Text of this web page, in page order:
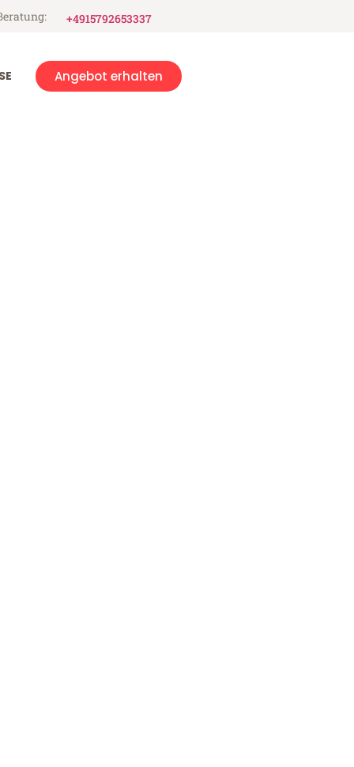
+4915792653337
Angebot erhalten